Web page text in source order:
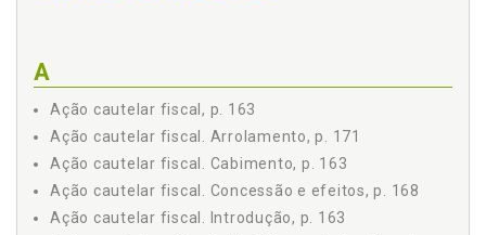
3 Da Impossibilidade de a Fazenda Pública Ir a Juízo Pedir a
Anulação de Decisão Administrativa a Ela Contrária, p. 42
4 Do Conselho Administrativo de Recursos Fiscais, p. 45
5 Principais Princípios Aplicáveis ao Processo Administrativo
Fiscal, p. 45
5.1 Princípio do devido processo legal, do contraditório e
da ampla defesa, p. 46
5.2 Princípio da motivação, p. 49
A
Ação cautelar fiscal, p. 163
Ação cautelar fiscal. Arrolamento, p. 171
Ação cautelar fiscal. Cabimento, p. 163
Ação cautelar fiscal. Concessão e efeitos, p. 168
Ação cautelar fiscal. Introdução, p. 163